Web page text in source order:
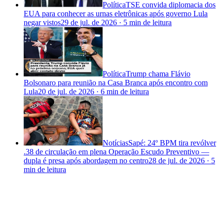
PolíticaTSE convida diplomacia dos
EUA para conhecer as urnas eletrônicas após governo Lula
negar vistos29 de jul. de 2026 · 5 min de leitura
PolíticaTrump chama Flávio
Bolsonaro para reunião na Casa Branca após encontro com
Lula20 de jul. de 2026 · 6 min de leitura
NotíciasSapé: 24º BPM tira revólver
.38 de circulação em plena Operação Escudo Preventivo —
dupla é presa após abordagem no centro28 de jul. de 2026 · 5
min de leitura